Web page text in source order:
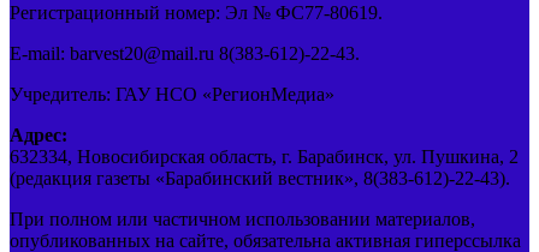
Регистрационный номер: Эл № ФС77-80619.
E-mail: barvest20@mail.ru 8(383-612)-22-43.
Учредитель: ГАУ НСО «РегионМедиа»
Адрес:
632334, Новосибирская область, г. Барабинск, ул. Пушкина, 2
(редакция газеты «Барабинский вестник», 8(383-612)-22-43).
При полном или частичном использовании материалов,
опубликованных на сайте, обязательна активная гиперссылка